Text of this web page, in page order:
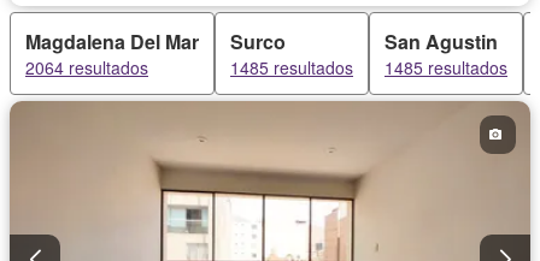
Jacuzzi
Jardín Patio Piscina Vigilante
Seguridad
Terraza
Vista panorámica Parcialmente amoblado
Magdalena Del Mar
2064 resultados
Surco
1485 resultados
San Agustin
1485 resultados